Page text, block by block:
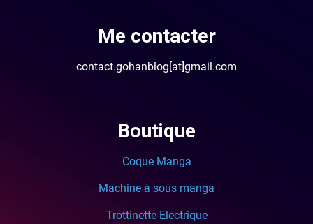
Me contacter
contact.gohanblog[at]gmail.com
Boutique
Coque Manga
Machine à sous manga
Trottinette-Electrique